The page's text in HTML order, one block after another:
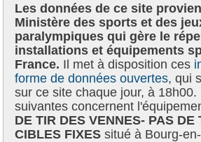
Les données de ce site
Ministère des sports et des
paralympiques qui gère le
installations et équipements
France. Il met à disposition ces
forme de données ouvertes, qui
sur ce site chaque jour, à
suivantes concernent
DE TIR DES VENNES- PAS DE
CIBLES FIXES situé à Bourg-